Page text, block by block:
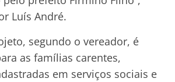
Luís André.
segundo o vereador, é
as famílias carentes,
em serviços sociais e